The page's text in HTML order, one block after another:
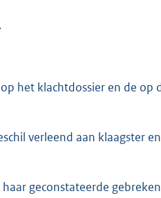
het klachtdossier en de
verleend aan klaagster
geconstateerde